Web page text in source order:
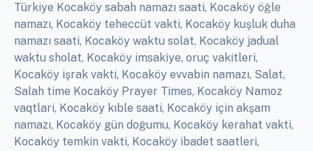
Türkiye Kocaköy sabah namazı saati, Kocaköy öğle
namazı, Kocaköy teheccüt vakti, Kocaköy kuşluk duha
namazı saati, Kocaköy waktu solat, Kocaköy jadual
waktu sholat, Kocaköy imsakiye, oruç vakitleri,
Kocaköy işrak vakti, Kocaköy evvabin namazı, Salat,
Salah time Kocaköy Prayer Times, Kocaköy Namoz
vaqtlari, Kocaköy kıble saati, Kocaköy için akşam
namazı, Kocaköy gün doğumu, Kocaköy kerahat vakti,
Kocaköy temkin vakti, Kocaköy ibadet saatleri,